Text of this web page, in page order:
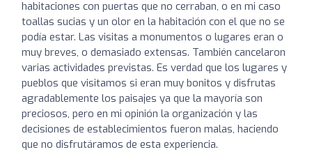
habitaciones con puertas que no cerraban, o en mi caso
toallas sucias y un olor en la habitación con el que no se
podía estar. Las visitas a monumentos o lugares eran o
muy breves, o demasiado extensas. También cancelaron
varias actividades previstas. Es verdad que los lugares y
pueblos que visitamos si eran muy bonitos y disfrutas
agradablemente los paisajes ya que la mayoría son
preciosos, pero en mi opinión la organización y las
decisiones de establecimientos fueron malas, haciendo
que no disfrutáramos de esta experiencia.